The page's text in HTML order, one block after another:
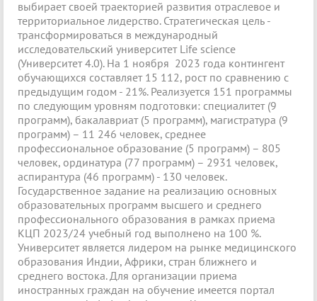
выбирает своей траекторией развития отраслевое и
территориальное лидерство. Стратегическая цель -
трансформироваться в международный
исследовательский университет Life science
(Университет 4.0). На 1 ноября 2023 года контингент
обучающихся составляет 15 112, рост по сравнению с
предыдущим годом - 21%. Реализуется 151 программы
по следующим уровням подготовки: специалитет (9
программ), бакалавриат (5 программ), магистратура (9
программ) – 11 246 человек, среднее
профессиональное образование (5 программ) – 805
человек, ординатура (77 программ) – 2931 человек,
аспирантура (46 программ) - 130 человек.
Государственное задание на реализацию основных
образовательных программ высшего и среднего
профессионального образования в рамках приема
КЦП 2023/24 учебный год выполнено на 100 %.
Университет является лидером на рынке медицинского
образования Индии, Африки, стран ближнего и
среднего востока. Для организации приема
иностранных граждан на обучение имеется портал